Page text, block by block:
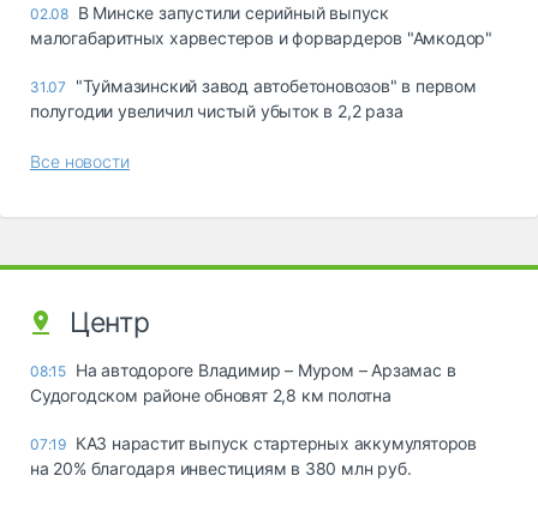
02.08 В Минске запустили серийный выпуск
малогабаритных харвестеров и форвардеров "Амкодор"
31.07
"Туймазинский завод автобетоновозов" в первом
полугодии увеличил чистый убыток в 2,2 раза
Все новости
Центр
08:15 На автодороге Владимир – Муром – Арзамас в
Судогодском районе обновят 2,8 км полотна
07:19 КАЗ нарастит выпуск стартерных аккумуляторов
на 20% благодаря инвестициям в 380 млн руб.